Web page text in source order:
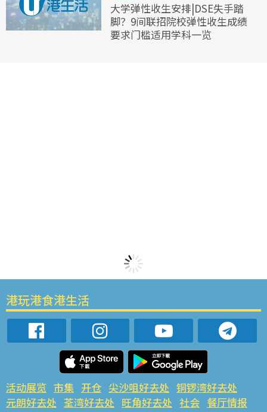
大学弹性收生安排|DSE失手踏
脚？9间联招院校弹性收生成绩
要求门槛适用学科一览
港玩港食港生活
活动展览 市集 开仓 尖沙咀好去处 铜锣湾好去处
元朗好去处 荃湾好去处 旺角好去处 社会 餐厅情报